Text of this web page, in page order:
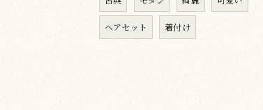
ヘアセット 着付け